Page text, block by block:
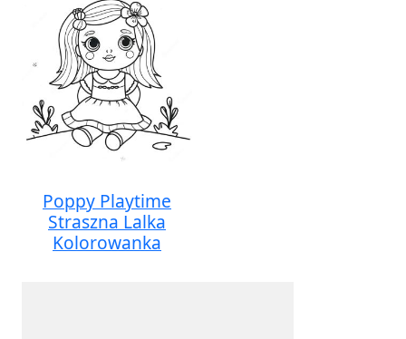
Poppy Playtime
Straszna Lalka
Kolorowanka